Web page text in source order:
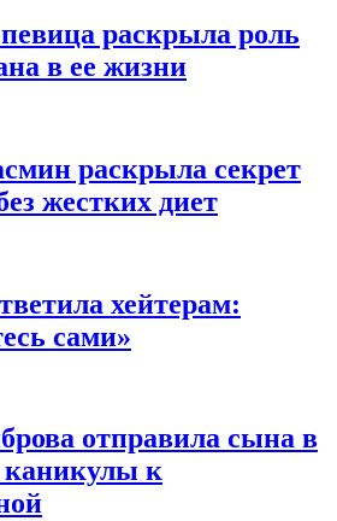
раскрыла роль
в ее жизни
раскрыла секрет
жестких диет
хейтерам:
сами»
отправила сына в
к